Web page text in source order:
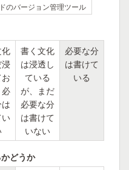
のバージョン管理ツール
必
書く文化
は浸透し
ている
が、まだ
必要な分
は書けて
いない
必要な分
は書けて
いる
どうか